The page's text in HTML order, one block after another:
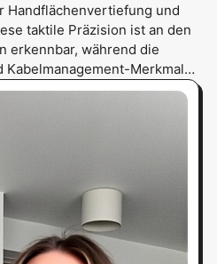
Handflächenvertiefung und
taktile Präzision ist an den
erkennbar, während die
Merkmale
Design deutlich demonstriert